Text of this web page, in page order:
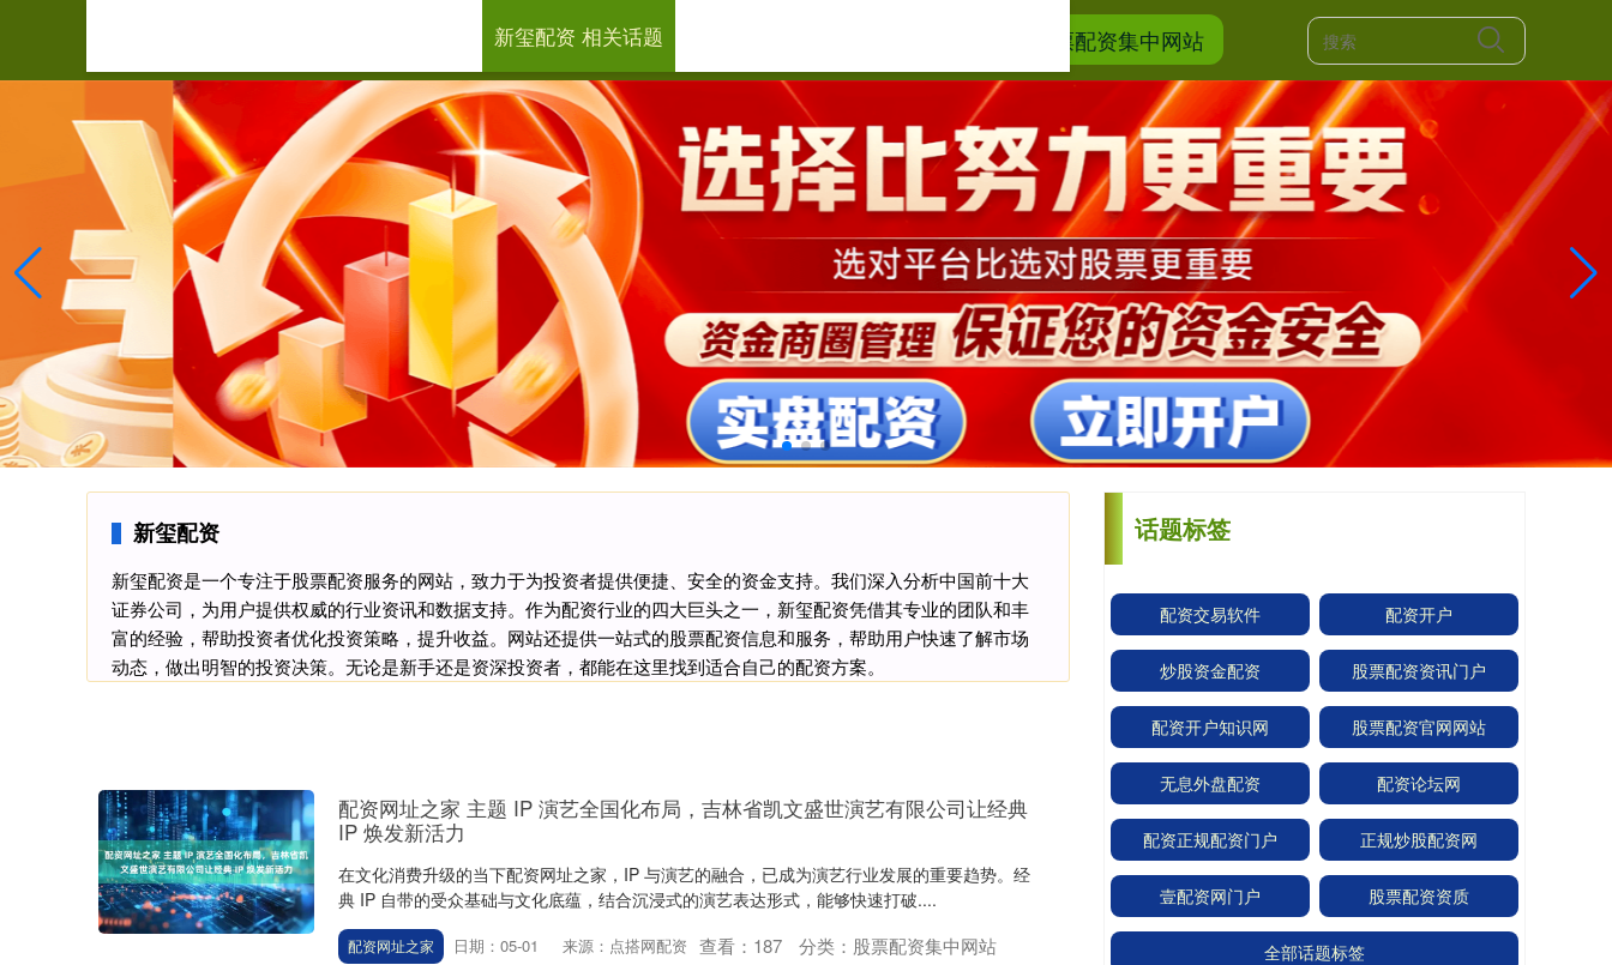
中国前十大证券公司排名 股票配资集中网站
新玺配资
新玺配资是一个专注于股票配资服务的网站，致力于为投资者提供便捷、安全的资金支持。我们深入分析中国前十大
证券公司，为用户提供权威的行业资讯和数据支持。作为配资行业的四大巨头之一，新玺配资凭借其专业的团队和丰
富的经验，帮助投资者优化投资策略，提升收益。网站还提供一站式的股票配资信息和服务，帮助用户快速了解市场
动态，做出明智的投资决策。无论是新手还是资深投资者，都能在这里找到适合自己的配资方案。
新玺配资 相关话题
配资网址之家 主题 IP 演艺全国化布局，吉林省凯文盛世演艺有限公司让经典
IP 焕发新活力
在文化消费升级的当下配资网址之家，IP 与演艺的融合，已成为演艺行业发展的重要趋势。经
典 IP 自带的受众基础与文化底蕴，结合沉浸式的演艺表达形式，能够快速打破....
配资网址之家 日期：05-01 来源：点搭网配资 查看： 187 分类： 股票配资集中网站
话题标签
配资交易软件 配资开户
炒股资金配资 股票配资资讯门户
配资开户知识网 股票配资官网网站
无息外盘配资 配资论坛网
配资正规配资门户 正规炒股配资网
壹配资网门户 股票配资资质
全部话题标签